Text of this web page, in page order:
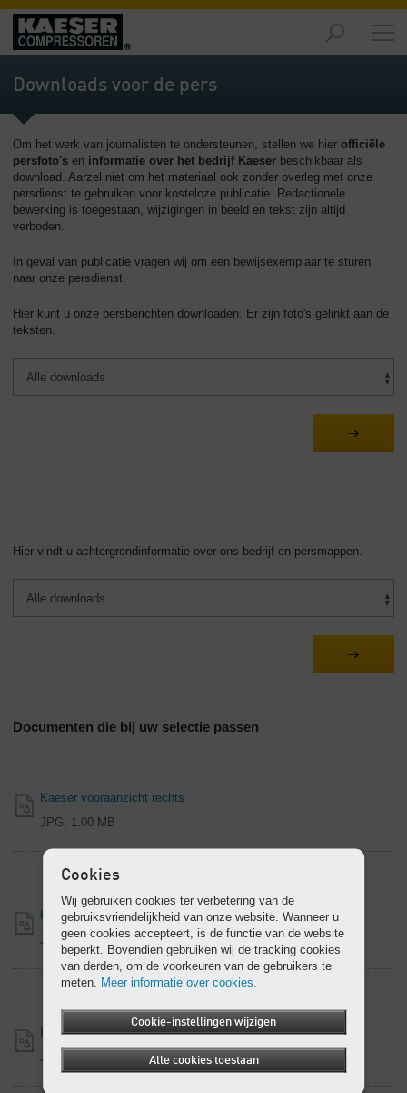
Producten
-
Overzicht
-
Overzicht
Service
-
Bedrijf
Overzicht
Downloads voor de pers
Om het werk van journalisten te ondersteunen, stellen we hier officiële
persfoto's en informatie over het bedrijf Kaeser beschikbaar als
download. Aarzel niet om het materiaal ook zonder overleg met onze
persdienst te gebruiken voor kosteloze publicatie. Redactionele
bewerking is toegestaan, wijzigingen in beeld en tekst zijn altijd
verboden.
In geval van publicatie vragen wij om een bewijsexemplaar te sturen
naar onze persdienst.
Hier kunt u onze persberichten downloaden. Er zijn foto's gelinkt aan de
teksten.
Hier vindt u achtergrondinformatie over ons bedrijf en persmappen.
Documenten die bij uw selectie passen
Kaeser vooraanzicht rechts
JPG, 1.00 MB
Kaeser vooraanzicht links
JPG, 1.17 MB
Industrie 4.0 - Overzicht
JPG, 1.80 MB
Cookies
Wij gebruiken cookies ter verbetering van de
gebruiksvriendelijkheid van onze website. Wanneer u
geen cookies accepteert, is de functie van de website
beperkt. Bovendien gebruiken wij de tracking cookies
van derden, om de voorkeuren van de gebruikers te
meten. Meer informatie over cookies.
Cookie-instellingen wijzigen
Alle cookies toestaan